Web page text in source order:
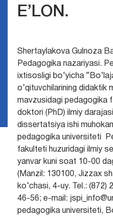
E’LON.
Shertaylakova Gulnoza
Pedagogika nazariyasi.
ixtisosligi bo‘yicha
o‘qituvchilarining didaktik
mavzusidagi pedagogika
doktori (PhD) ilmiy
dissertatsiya ishi
pedagogika universiteti
fakulteti huzuridagi ilmiy
yanvar kuni soat 10-00
(Manzil: 130100, Jizzax
ko‘chasi, 4-uy. Tel.:
46-56; e-mail:
pedagogika universiteti,